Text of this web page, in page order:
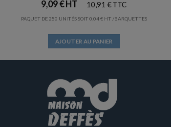
9,09€ 10,91€
PAQUET DE 250 UNITÉS SOIT 0,04€ /BARQUETTES
AJOUTER AU PANIER